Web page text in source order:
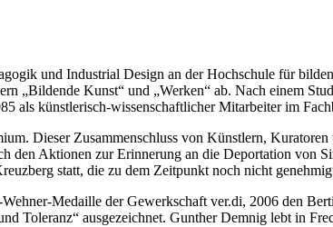
und Industrial Design an der Hochschule für
„Bildende Kunst“ und „Werken“ ab. Nach einem
als künstlerisch-wissenschaftlicher Mitarbeiter im
Dieser Zusammenschluss von Künstlern,
Aktionen zur Erinnerung an die Deportation von
statt, die zu dem Zeitpunkt noch nicht
Medaille der Gewerkschaft ver.di, 2006 den
Toleranz“ ausgezeichnet. Gunther Demnig lebt in